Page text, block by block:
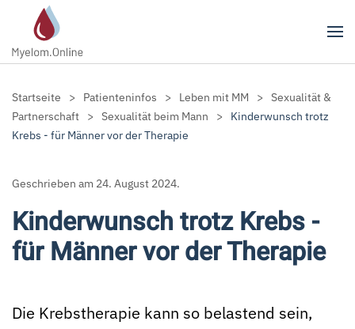
Zum Hauptinhalt springen
Startseite Patienteninfos Leben mit MM
Sexualität &
Partnerschaft
Sexualität beim Mann
Kinderwunsch trotz
Krebs - für Männer vor der Therapie
Geschrieben am 24. August 2024.
Kinderwunsch trotz Krebs -
für Männer vor der Therapie
Die Krebstherapie kann so belastend sein,